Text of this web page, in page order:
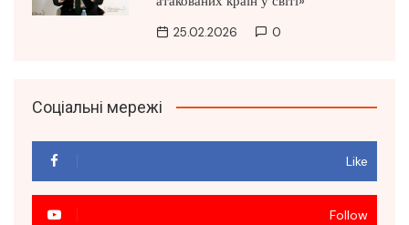
25.02.2026 0
Соціальні мережі
Like
Follow